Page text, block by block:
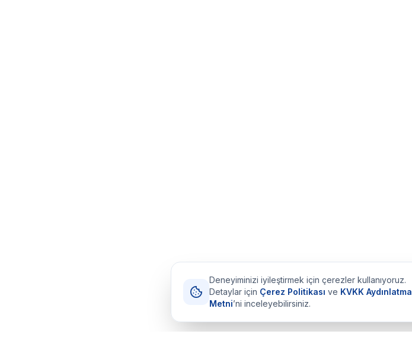
Deneyiminizi iyileştirmek için çerezler kullanıyoruz.
Detaylar için Çerez Politikası ve KVKK Aydınlatma
Metni’ni inceleyebilirsiniz.